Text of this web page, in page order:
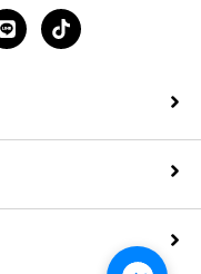
L
i
n
T
i
k